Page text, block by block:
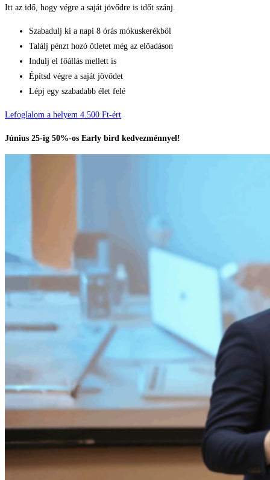
Itt az idő, hogy végre a saját jövődre is időt szánj.
Szabadulj ki a napi 8 órás mókuskerékből
Találj pénzt hozó ötletet még az előadáson
Indulj el főállás mellett is
Építsd végre a saját jövődet
Lépj egy szabadabb élet felé
Lefoglalom a helyem 4.500 Ft-ért
Június 25-ig 50%-os Early bird kedvezménnyel!